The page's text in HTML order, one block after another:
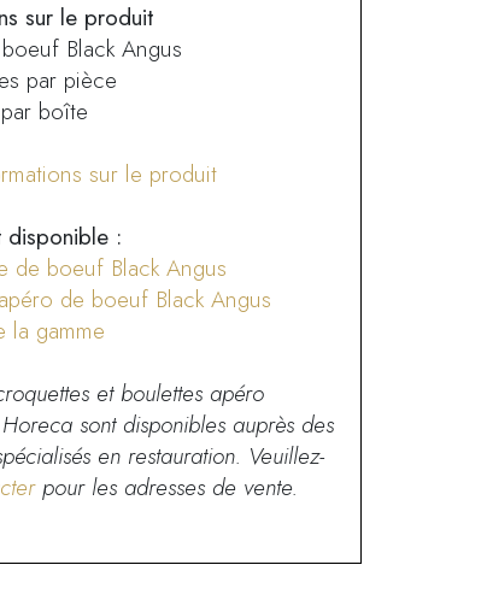
sur le produit
Black Angus
par pièce
boîte
sur le produit
disponible :
de boeuf Black Angus
de boeuf Black Angus
la gamme
et boulettes apéro
sont disponibles auprès des
en restauration. Veuillez-
pour les adresses de vente.